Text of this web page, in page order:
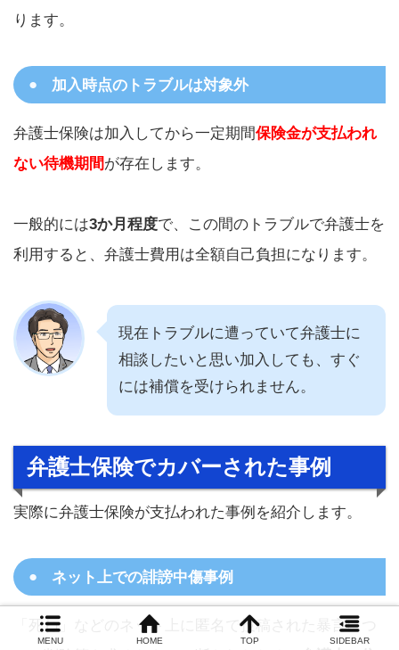
ります。
加入時点のトラブルは対象外
弁護士保険は加入してから一定期間保険金が支払われ
ない待機期間が存在します。
一般的には3か月程度で、この間のトラブルで弁護士を
利用すると、弁護士費用は全額自己負担になります。
現在トラブルに遭っていて弁護士に
相談したいと思い加入しても、すぐ
には補償を受けられません。
弁護士保険でカバーされた事例
実際に弁護士保険が支払われた事例を紹介します。
ネット上での誹謗中傷事例
「死ね」などのネット上に匿名で投稿された暴言につ
MENU HOME TOP SIDEBAR